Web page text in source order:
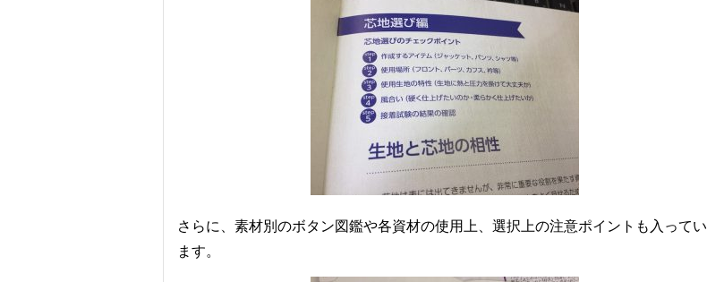
さらに、素材別のボタン図鑑や各資材の使用上、選択上の注意ポイントも入ってい
ます。